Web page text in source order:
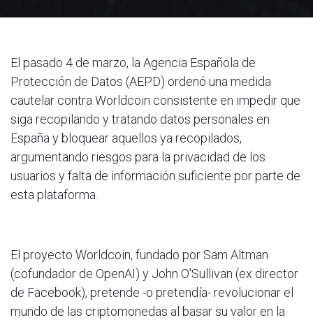
El pasado 4 de marzo, la Agencia Española de
Protección de Datos (AEPD) ordenó una medida
cautelar contra Worldcoin consistente en impedir que
siga recopilando y tratando datos personales en
España y bloquear aquellos ya recopilados,
argumentando riesgos para la privacidad de los
usuarios y falta de información suficiente por parte de
esta plataforma.
El proyecto Worldcoin, fundado por Sam Altman
(cofundador de OpenAI) y John O'Sullivan (ex director
de Facebook), pretende -o pretendía- revolucionar el
mundo de las criptomonedas al basar su valor en la